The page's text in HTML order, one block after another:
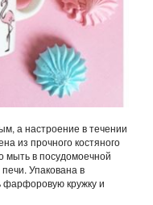
а настроение в течении
из прочного костяного
в посудомоечной
Упакована в
кружку и